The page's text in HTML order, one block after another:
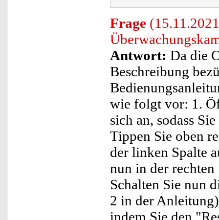
Frage
Antwort: Da die
Beschreibung
wie folgt vor: 1.
sich an, sodass
Tippen Sie oben
der linken Spalte
nun in der
Schalten Sie nun
2 in der
indem Sie den